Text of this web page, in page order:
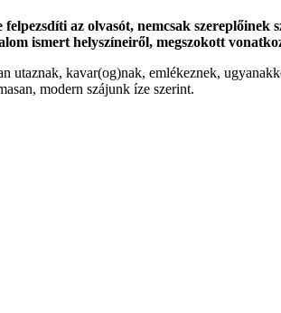
az olvasót, nemcsak szereplőinek
ismert helyszíneiről, megszokott
utaznak, kavar(og)nak, emlékeznek,
modern szájunk íze szerint.